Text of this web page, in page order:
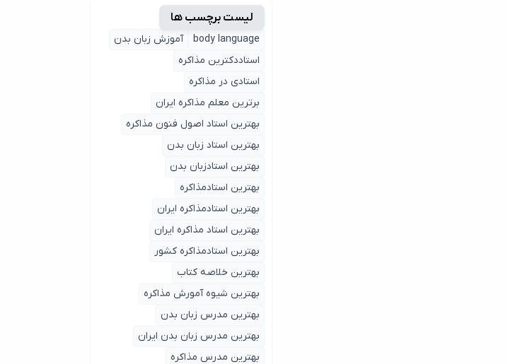
لیست برچسب ها
body language
آموزش زبان بدن
استاددکترین مذاکره
استادی در مذاکره
برترین معلم مذاکره ایران
بهترین استاد اصول ‌فنون مذاکره
بهترین استاد زبان بدن
بهترین استادزبان بدن
بهترین استادمذاکره
بهترین استادمذاکره ایران
بهترین استاد مذاکره ایران
بهترین استادمذاکره کشور
بهترین خلاصه کتاب
بهترین شیوه آمورش مذاکره
بهترین مدرس زبان بدن
بهترین مدرس زبان بدن ایران
بهترین مدرس مذاکره